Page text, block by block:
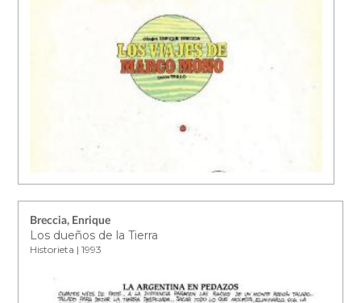
Breccia, Enrique
Los dueños de la Tierra
Historieta | 1993